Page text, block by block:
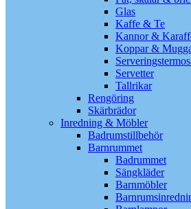
Glas
Kaffe & Te
Kannor &
Koppar &
Servetter
Tallrikar
Rengöring
Skärbrädor
Inredning & Möbler
Badrumstillbehör
Barnrummet
Badrummet
Sängkläder
Barnmöbler